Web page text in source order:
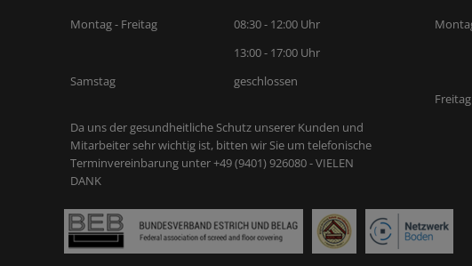
Montag - Freitag
08:30 - 12:00 Uhr
13:00 - 17:00 Uhr
Samstag
geschlossen
Da uns der gesundheitliche Schutz unserer Kunden und
Mitarbeiter sehr wichtig ist, bitten wir Sie um telefonische
Terminvereinbarung unter +49 (9401) 926080 - VIELEN
DANK
Freitag